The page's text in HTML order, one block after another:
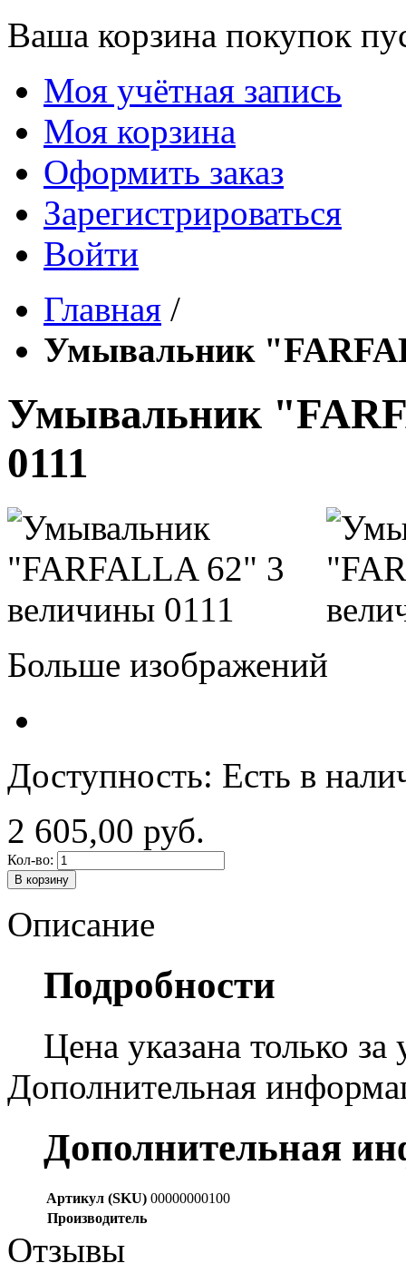
Ваша корзина покупок
Моя учётная запись
Моя корзина
Оформить заказ
Зарегистрироваться
Войти
Главная /
Умывальник
Умывальник
0111
Больше изображений
Доступность: Есть в
2 605,00 руб.
Кол-во:
В корзину
Описание
Подробности
Цена указана только
Дополнительная
Дополнительная
Артикул (SKU) 00000000100
Производитель
Отзывы